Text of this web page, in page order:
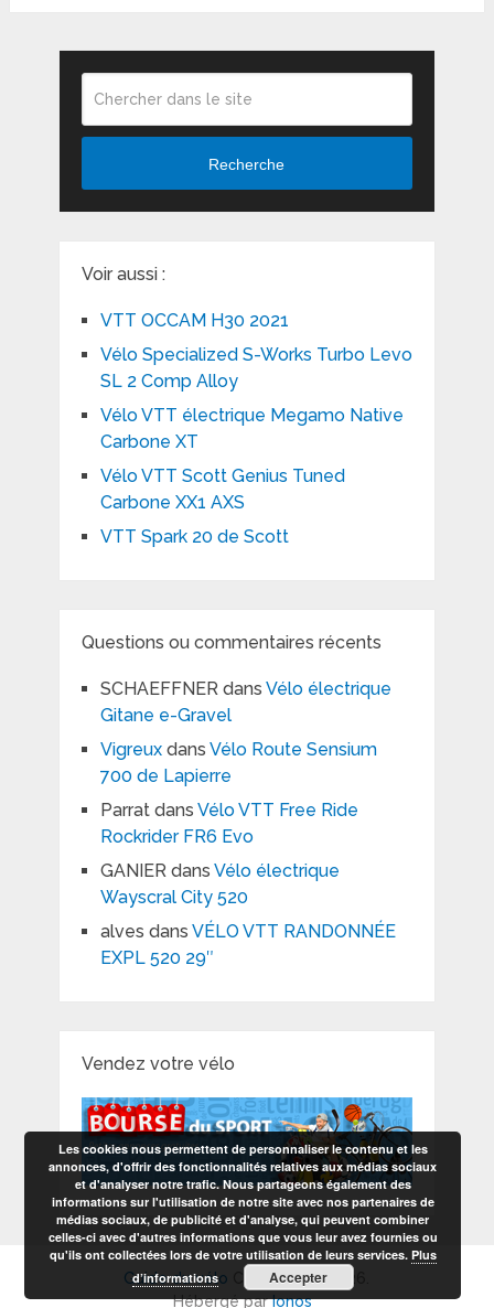
Recherche
Voir aussi :
VTT OCCAM H30 2021
Vélo Specialized S-Works Turbo Levo
SL 2 Comp Alloy
Vélo VTT électrique Megamo Native
Carbone XT
Vélo VTT Scott Genius Tuned
Carbone XX1 AXS
VTT Spark 20 de Scott
Questions ou commentaires récents
SCHAEFFNERdans Vélo électrique
Gitane e-Gravel
Vigreuxdans Vélo Route Sensium
700 de Lapierre
Parratdans Vélo VTT Free Ride
Rockrider FR6 Evo
GANIERdans Vélo électrique
Wayscral City 520
alves dans VÉLO VTT RANDONNÉE
EXPL 520 29″
Vendez votre vélo
Guide du vélo Copyright © 2026.
Hébergé parIonos
Les cookies nous permettent de personnaliser le contenu et les
annonces, d'offrir des fonctionnalités relatives aux médias sociaux
et d'analyser notre trafic. Nous partageons également des
informations sur l'utilisation de notre site avec nos partenaires de
médias sociaux, de publicité et d'analyse, qui peuvent combiner
celles-ci avec d'autres informations que vous leur avez fournies ou
qu'ils ont collectées lors de votre utilisation de leurs services. Plus
d’informations
Accepter